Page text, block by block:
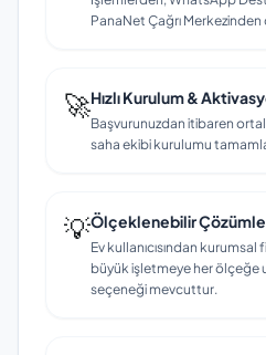
PanaNet Çağrı
🚀Hızlı Kurulum &
Başvurunuzdan itibaren
saha ekibi kurulumu
💡Ölçeklenebilir
Ev kullanıcısından
büyük işletmeye her ölçeğe
seçeneği mevcuttur.